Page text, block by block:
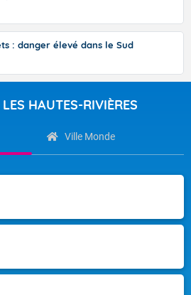
: danger élevé dans le Sud
HAUTES-RIVIÈRES
Ville Monde